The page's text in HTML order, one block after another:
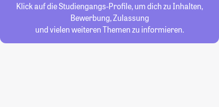
Klick auf die Studiengangs-Profile, um dich zu Inhalten,
Bewerbung, Zulassung
und vielen weiteren Themen zu informieren.